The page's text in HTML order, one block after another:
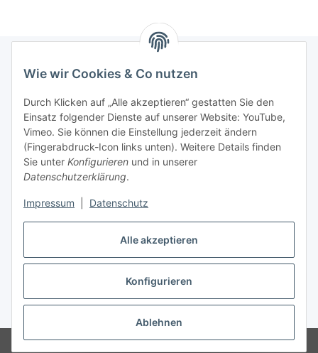
Alle akzeptieren
Konfigurieren
Ablehnen
Wie wir Cookies & Co nutzen
Durch Klicken auf „Alle akzeptieren“ gestatten Sie den
Einsatz folgender Dienste auf unserer Website: YouTube,
Vimeo. Sie können die Einstellung jederzeit ändern
(Fingerabdruck-Icon links unten). Weitere Details finden
Sie unter Konfigurieren und in unserer
Datenschutzerklärung.
Impressum Datenschutz
Gesetzliche Informationen
Starke Marken
Vertrag widerrufen
* Alle Preise inkl. gesetzlicher USt., zzgl.